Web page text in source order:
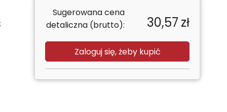
Sugerowana cena
detaliczna (brutto):
30,57 zł
Zaloguj się, żeby kupić